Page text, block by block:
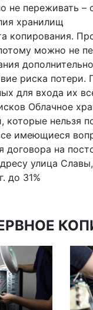
не переживать –
хранилищ
копирования.
можно не
риска
для входа их
Облачное
которые нельзя
имеющиеся
договора на
улица
до 31%